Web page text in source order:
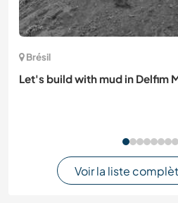
Brésil
Let's build with mud in Delfim
Voir la liste